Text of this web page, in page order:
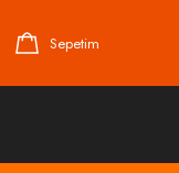
Sepetim